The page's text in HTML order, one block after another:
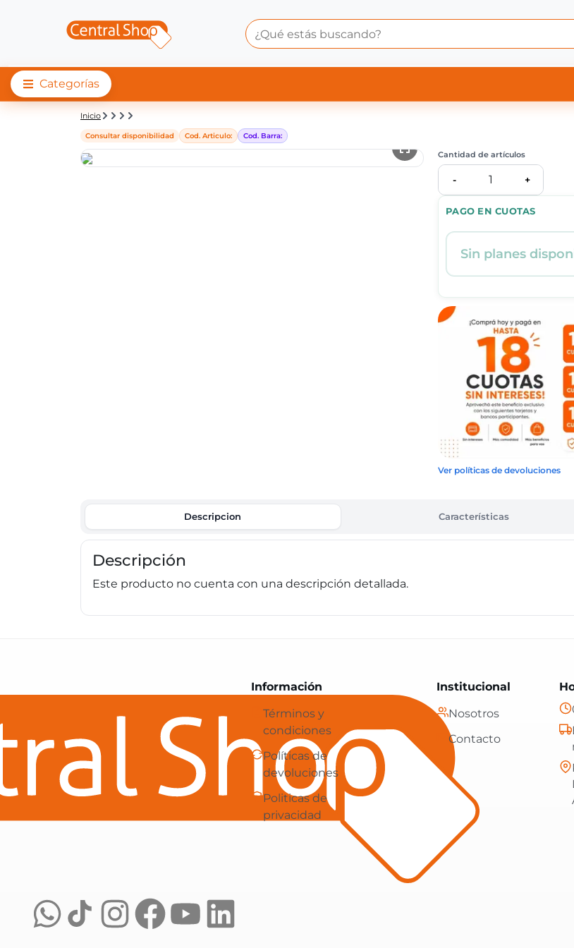
Categorías
Detalle de producto | Central Shop
Inicio
Consultar disponibilidad Cod. Articulo: Cod. Barra:
PAGO EN CUOTAS
Sin planes
Cantidad de artículos
- 1 +
Ver políticas de devoluciones
Descripcion Características
Descripción
Este producto no cuenta con una descripción detallada.
Central Shop es tu e-commerce en Paraguay: tecnología, hogar y más, con
Información
Términos y
condiciones
Políticas de
devoluciones
Politicas de
privacidad
Institucional
Nosotros
Contacto